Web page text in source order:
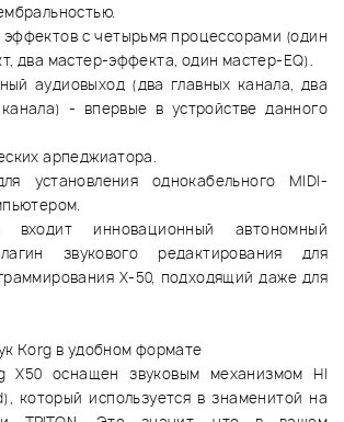
с четырьмя процессорами (один
два мастер-эффекта, один мастер-EQ).
аудиовыход (два главных канала, два
- впервые в устройстве данного
арпеджиатора.
установления однокабельного MIDI-
инновационный автономный
звукового редактирования для
X-50, подходящий даже для
Korg в удобном формате
X50 оснащен звуковым механизмом HI
который используется в знаменитой на